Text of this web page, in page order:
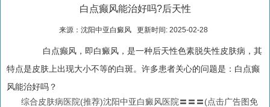
白点癫风能治好吗?后天性
来源：沈阳中亚白癜风 更新时间: 2025-02-28
白点癫风，即白癜风，是一种后天性色素脱失性皮肤病，其
特点是皮肤上出现大小不等的白斑。许多患者关心的问题是：白点癫
风能治好吗？
综合皮肤病医院(推荐)沈阳中亚白癜风医院〓〓〓(点击广告图免